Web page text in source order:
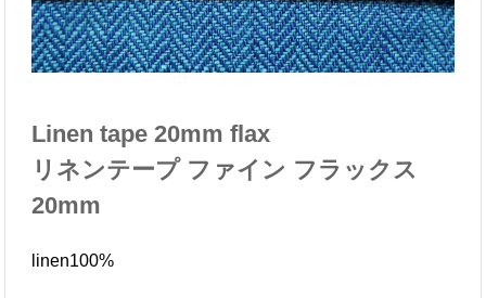
Linen tape 20mm flax
リネンテープ ファイン フラックス
20mm
linen100%